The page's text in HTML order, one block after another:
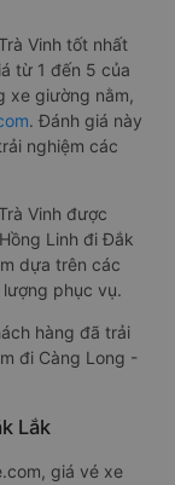
Vinh tốt nhất
từ 1 đến 5 của
xe giường nằm,
. Đánh giá này
nghiệm các
Vinh được
Linh đi Đắk
dựa trên các
phục vụ.
hàng đã trải
đi Càng Long -
Lắk
giá vé xe